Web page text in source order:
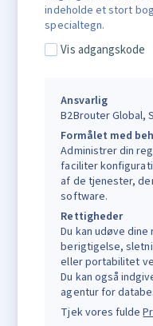
indeholde et stort
specialtegn.
Vis adgangskode
Ansvarlig
B2Brouter Global,
Formålet med
Administrer din
faciliter
af de tjenester,
software.
Rettigheder
Du kan udøve
berigtigelse,
eller portabilitet
Du kan også
agentur for
Tjek vores fulde